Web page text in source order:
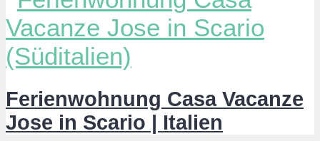
Ferienwohnung Casa Vacanze
Jose in Scario | Italien